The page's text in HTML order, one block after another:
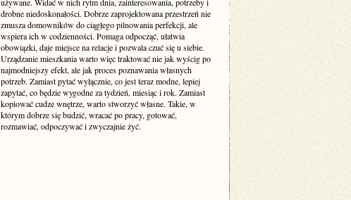
drobne niedoskonałości. Dobrze zaprojektowana przestrzeń nie
zmusza domowników do ciągłego pilnowania perfekcji, ale
wspiera ich w codzienności. Pomaga odpocząć, ułatwia
obowiązki, daje miejsce na relacje i pozwala czuć się u siebie.
Urządzanie mieszkania warto więc traktować nie jak wyścig po
najmodniejszy efekt, ale jak proces poznawania własnych
potrzeb. Zamiast pytać wyłącznie, co jest teraz modne, lepiej
zapytać, co będzie wygodne za tydzień, miesiąc i rok. Zamiast
kopiować cudze wnętrze, warto stworzyć własne. Takie, w
którym dobrze się budzić, wracać po pracy, gotować,
rozmawiać, odpoczywać i zwyczajnie żyć.